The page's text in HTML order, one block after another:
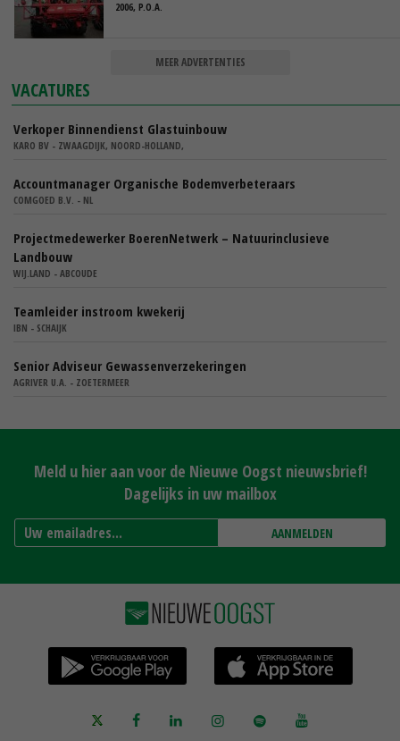
2006, P.O.A.
MEER ADVERTENTIES
VACATURES
Verkoper Binnendienst Glastuinbouw
KARO BV - ZWAAGDIJK, NOORD-HOLLAND,
Accountmanager Organische Bodemverbeteraars
COMGOED B.V. - NL
Projectmedewerker BoerenNetwerk – Natuurinclusieve
Landbouw
WIJ.LAND - ABCOUDE
Teamleider instroom kwekerij
IBN - SCHAIJK
Senior Adviseur Gewassenverzekeringen
AGRIVER U.A. - ZOETERMEER
Meld u hier aan voor de Nieuwe Oogst nieuwsbrief!
Dagelijks in uw mailbox
AANMELDEN